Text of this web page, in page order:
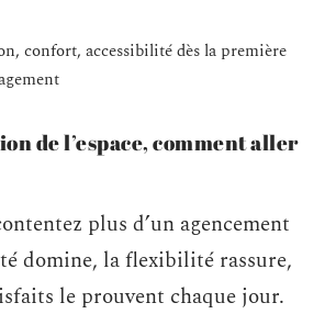
confort, accessibilité dès la première
de l’espace, comment aller
plus d’un agencement
domine, la flexibilité rassure,
le prouvent chaque jour.